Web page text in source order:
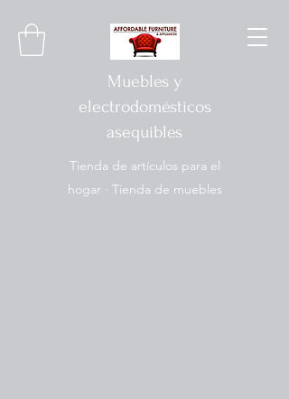
Muebles y
electrodomésticos
asequibles
Tienda de artículos para el
hogar · Tienda de muebles